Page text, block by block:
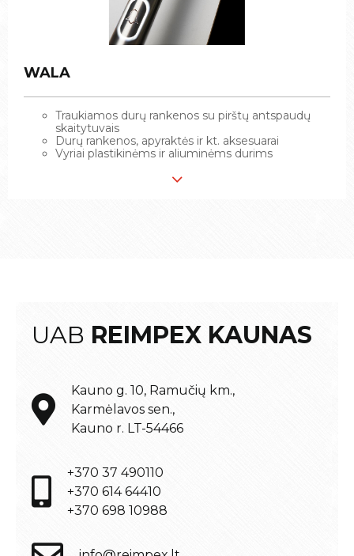
WALA
Traukiamos durų rankenos su pirštų antspaudų
skaitytuvais
Durų rankenos, apyraktės ir kt. aksesuarai
Vyriai plastikinėms ir aliuminėms durims
WALA
Traukiamos durų rankenos su pirštų antspaudų
skaitytuvais
Durų rankenos, apyraktės ir kt. aksesuarai
Vyriai plastikinėms ir aliuminėms durims
UAB REIMPEX KAUNAS
Kauno g. 10, Ramučių km.,
Karmėlavos sen.,
Kauno r. LT-54466
+370 37 490110
+370 614 64410
+370 698 10988